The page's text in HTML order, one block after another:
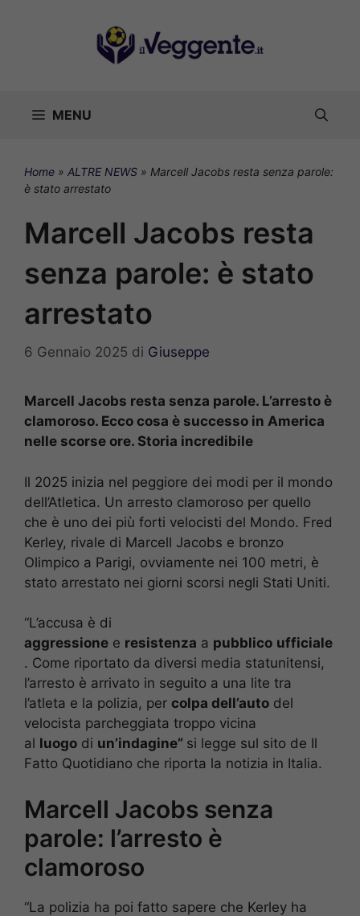
MENU
Home » ALTRE NEWS » Marcell Jacobs resta senza parole:
è stato arrestato
Marcell Jacobs resta
senza parole: è stato
arrestato
6 Gennaio 2025 di Giuseppe
Marcell Jacobs resta senza parole. L’arresto è
clamoroso. Ecco cosa è successo in America
nelle scorse ore. Storia incredibile
Il 2025 inizia nel peggiore dei modi per il mondo
dell’Atletica. Un arresto clamoroso per quello
che è uno dei più forti velocisti del Mondo. Fred
Kerley, rivale di Marcell Jacobs e bronzo
Olimpico a Parigi, ovviamente nei 100 metri, è
stato arrestato nei giorni scorsi negli Stati Uniti.
“L’accusa è di
aggressione e resistenza a pubblico ufficiale
. Come riportato da diversi media statunitensi,
l’arresto è arrivato in seguito a una lite tra
l’atleta e la polizia, per colpa dell’auto del
velocista parcheggiata troppo vicina
al luogo di un’indagine” si legge sul sito de Il
Fatto Quotidiano che riporta la notizia in Italia.
Marcell Jacobs senza
parole: l’arresto è
clamoroso
“La polizia ha poi fatto sapere che Kerley ha